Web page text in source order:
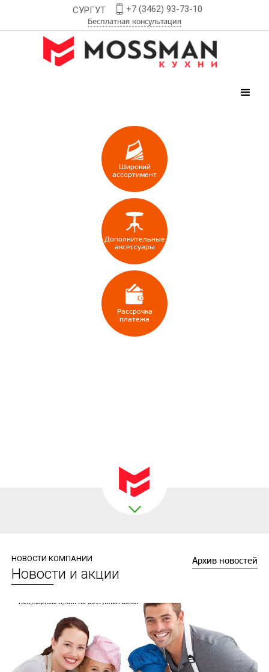
СУРГУТ +7 (3462) 93-73-10
Бесплатная консультация
Широкий
ассортимент
Дополнительные
аксессуары
Рассрочка
платежа
НОВОСТИ КОМПАНИИ
Новости и акции
Архив новостей